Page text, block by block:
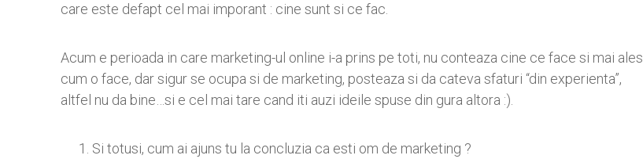
care este defapt cel mai imporant : cine sunt si ce fac.
Acum e perioada in care marketing-ul online i-a prins pe toti, nu conteaza cine ce face si mai ales
cum o face, dar sigur se ocupa si de marketing, posteaza si da cateva sfaturi “din experienta”,
altfel nu da bine…si e cel mai tare cand iti auzi ideile spuse din gura altora :).
Si totusi, cum ai ajuns tu la concluzia ca esti om de marketing ?